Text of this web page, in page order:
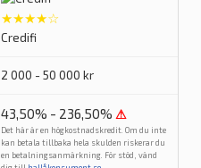
★★★★☆
Credifi
2 000 - 50 000 kr
43,50% - 236,50% ⚠
Det här är en högkostnadskredit. Om du inte
kan betala tillbaka hela skulden riskerar du
en betalningsanmärkning. För stöd, vänd